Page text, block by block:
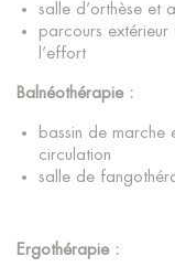
salle d’orthèse et
parcours
l’effort
Balnéothérapie :
bassin de
circulation
salle de
Ergothérapie :